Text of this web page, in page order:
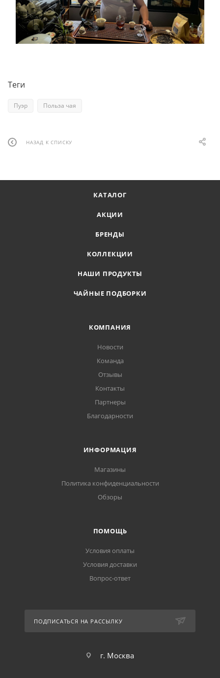
Теги
Пуэр Польза чая
НАЗАД К СПИСКУ
КАТАЛОГ
АКЦИИ
БРЕНДЫ
КОЛЛЕКЦИИ
НАШИ ПРОДУКТЫ
ЧАЙНЫЕ ПОДБОРКИ
КОМПАНИЯ
Новости
Команда
Отзывы
Контакты
Партнеры
Благодарности
ИНФОРМАЦИЯ
Магазины
Политика конфиденциальности
Обзоры
ПОМОЩЬ
Условия оплаты
Условия доставки
Вопрос-ответ
ПОДПИСАТЬСЯ НА РАССЫЛКУ
г. Москва